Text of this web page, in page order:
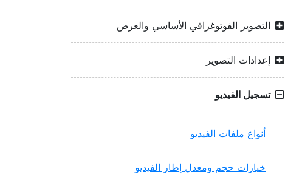
التصوير الفوتوغرافي الأساسي والعرض
إعدادات التصوير
تسجيل الفيديو
أنواع ملفات الفيديو
خيارات حجم ومعدل إطار الفيديو